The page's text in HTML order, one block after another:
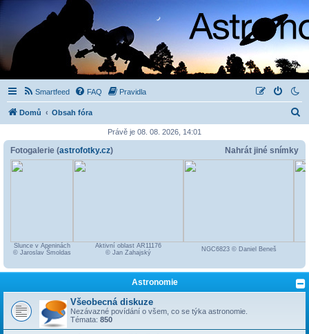
Smartfeed FAQ Pravidla
Domů Obsah fóra
e
d
Právě je 08. 08. 2026, 14:01
Fotogalerie (astrofotky.cz) Nahrát jiné snímky
Slunce v Apeninách
© Jaroslav Šmoldas
Aktivní oblast AR11176
© Jan Zahajský
NGC6823 © Daniel Beneš
Astronomie
Všeobecná diskuze
Nezávazné povídání o všem, co se týka astronomie.
Témata: 850